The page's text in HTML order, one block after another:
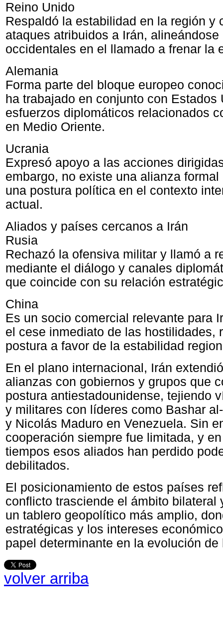
Reino Unido
Respaldó la estabilidad en la región y
ataques atribuidos a Irán,
occidentales en el llamado a frenar la
Alemania
Forma parte del bloque europeo
ha trabajado en conjunto con Estados
esfuerzos diplomáticos relacionados
en Medio Oriente.
Ucrania
Expresó apoyo a las acciones
embargo, no existe una alianza
una postura política en el contexto
actual.
Aliados y países cercanos a Irán
Rusia
Rechazó la ofensiva militar y llamó a
mediante el diálogo y canales
que coincide con su relación
China
Es un socio comercial relevante para
el cese inmediato de las hostilidades,
postura a favor de la estabilidad
En el plano internacional, Irán
alianzas con gobiernos y grupos que
postura antiestadounidense, tejiendo
y militares con líderes como Bashar
y Nicolás Maduro en Venezuela. Sin
cooperación siempre fue limitada, y
tiempos esos aliados han perdido
debilitados.
El posicionamiento de estos países
conflicto trasciende el ámbito bilateral
un tablero geopolítico más amplio,
estratégicas y los intereses
papel determinante en la evolución de
volver arriba